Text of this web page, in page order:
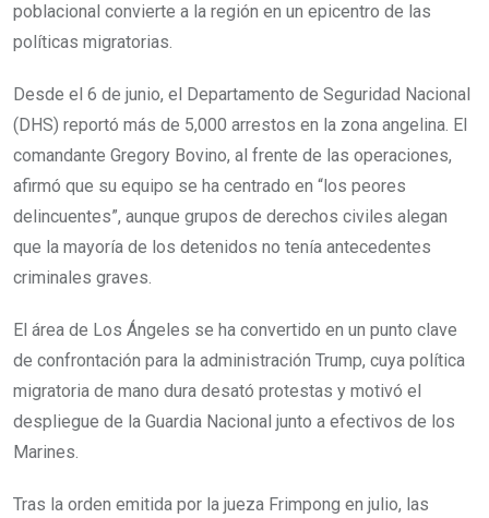
poblacional convierte a la región en un epicentro de las
políticas migratorias.
Desde el 6 de junio, el Departamento de Seguridad Nacional
(DHS) reportó más de 5,000 arrestos en la zona angelina. El
comandante Gregory Bovino, al frente de las operaciones,
afirmó que su equipo se ha centrado en “los peores
delincuentes”, aunque grupos de derechos civiles alegan
que la mayoría de los detenidos no tenía antecedentes
criminales graves.
El área de Los Ángeles se ha convertido en un punto clave
de confrontación para la administración Trump, cuya política
migratoria de mano dura desató protestas y motivó el
despliegue de la Guardia Nacional junto a efectivos de los
Marines.
Tras la orden emitida por la jueza Frimpong en julio, las